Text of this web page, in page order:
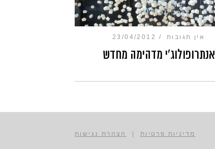
אין תגובות 23/04/2012
אנתרופולוג'י מדהימה מחדש
מדיניות פרטיות | הצהרת נגישות